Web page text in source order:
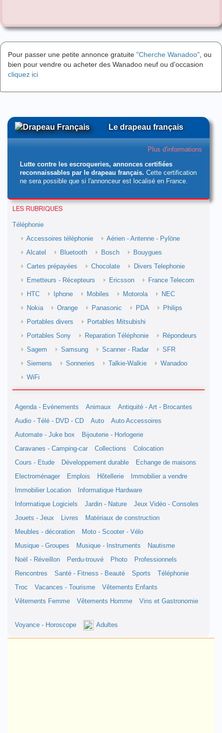
Pour passer une petite annonce gratuite "Cherche Wanadoo" , ou
bien pour vendre ou acheter des Wanadoo neuf ou d'occasion
cliquez ici
Le drapeau français
Plus d'informations
Lutte contre les escroqueries, annonces certifiées
reconnaissables par le drapeau français. Cette certification
ne sera possible que si l'annonceur est localisé en France.
LES RUBRIQUES
Téléphonie
Accessoires téléphonie
Aérien - Antenne - Pylöne
Alcatel
Bluetooth Bosch
Bouygues
Cartes prépayées
Chocolate
Divers Telephonie
Emetteurs - Récepteurs
Ericsson
France Telecom
HTC
Iphone Mobiles Motorola
NEC
Nokia
Orange Panasonic PDA
Philips
Portables divers
Portables Mitsubishi
Portables Sony
Reparation Téléphonie
Répondeurs
Sagem
Samsung Scanner - Radar
SFR
Siemens
Sonneries Talkie-Walkie
Wanadoo
WiFi
Agenda - Evènements Animaux
Antiquité - Art - Brocantes
Audio - Télé - DVD - CD
Auto
Auto Accessoires
Automate - Juke box
Bijouterie - Horlogerie
Caravanes - Camping-car
Collections
Colocation
Cours - Etude
Développement durable
Echange de maisons
Electroménager
Emplois Hôtellerie
Immobilier a vendre
Immobilier Location
Informatique Hardware
Informatique Logiciels
Jardin - Nature
Jeux Vidéo - Consoles
Jouets - Jeux
Livres
Matériaux de construction
Meubles - décoration
Moto - Scooter - Vélo
Musique - Groupes
Musique - Instruments
Nautisme
Noël - Réveillon
Perdu-trouvé Photo
Professionnels
Rencontres
Santé - Fitness - Beauté Sports
Téléphonie
Troc
Vacances - Tourisme
Vêtements Enfants
Vêtements Femme
Vêtements Homme Vins et Gastronomie
Voyance - Horoscope Adultes